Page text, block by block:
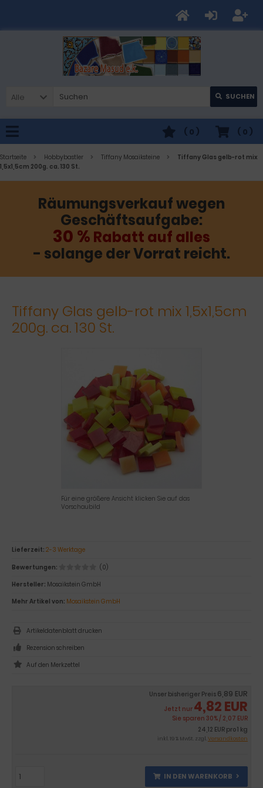
Alle SUCHEN
( 0 )
( 0 )
Startseite Hobbybastler Tiffany Mosaiksteine
Tiffany Glas gelb-rot mix
1,5x1,5cm 200g. ca. 130 St.
Räumungsverkauf wegen
Geschäftsaufgabe:
30 % Rabatt auf alles
- solange der Vorrat reicht.
Tiffany Glas gelb-rot mix 1,5x1,5cm
200g. ca. 130 St.
Für eine größere Ansicht klicken Sie auf das
Vorschaubild
Unser bisheriger Preis 6,89 EUR
Jetzt nur 4,82 EUR
Sie sparen 30% / 2,07 EUR
24,12 EUR pro 1 kg
inkl. 19 % MwSt. zzgl.Versandkosten
IN DEN WARENKORB
Lieferzeit: 2-3 Werktage
Bewertungen:
(0)
Hersteller: Mosaikstein GmbH
Mehr Artikel von: Mosaikstein GmbH
Artikeldatenblatt drucken
Rezension schreiben